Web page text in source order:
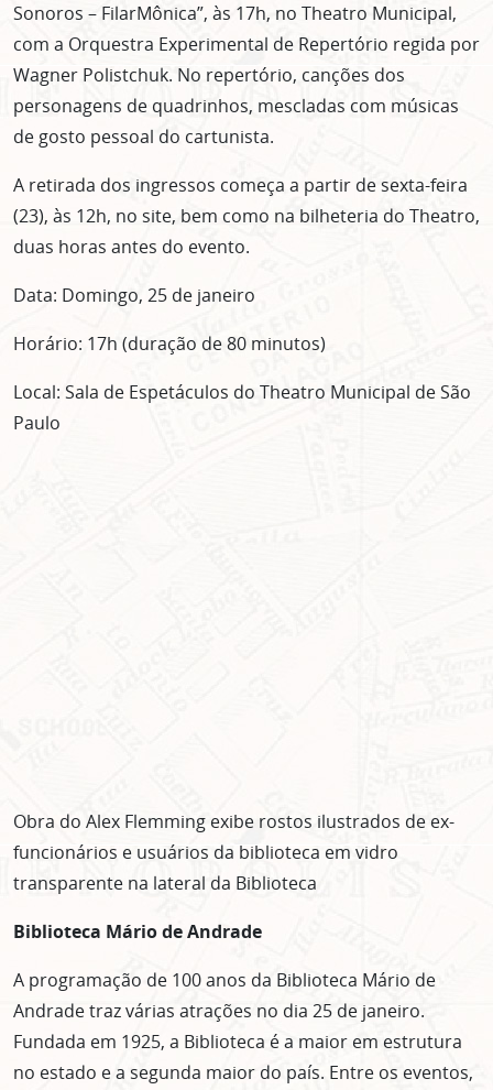
Sonoros – FilarMônica”, às 17h, no Theatro Municipal,
com a Orquestra Experimental de Repertório regida por
Wagner Polistchuk. No repertório, canções dos
personagens de quadrinhos, mescladas com músicas
de gosto pessoal do cartunista.
A retirada dos ingressos começa a partir de sexta-feira
(23), às 12h, no site, bem como na bilheteria do Theatro,
duas horas antes do evento.
Data: Domingo, 25 de janeiro
Horário: 17h (duração de 80 minutos)
Local: Sala de Espetáculos do Theatro Municipal de São
Paulo
Obra do Alex Flemming exibe rostos ilustrados de ex-
funcionários e usuários da biblioteca em vidro
transparente na lateral da Biblioteca
Biblioteca Mário de Andrade
A programação de 100 anos da Biblioteca Mário de
Andrade traz várias atrações no dia 25 de janeiro.
Fundada em 1925, a Biblioteca é a maior em estrutura
no estado e a segunda maior do país. Entre os eventos,